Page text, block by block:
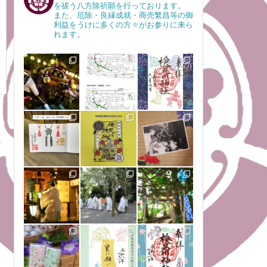
を祓う八方除祈願を行っております。
また、厄除・良縁成就・商売繁昌等の御
利益をうけに多くの方々がお参りに来ら
れます。